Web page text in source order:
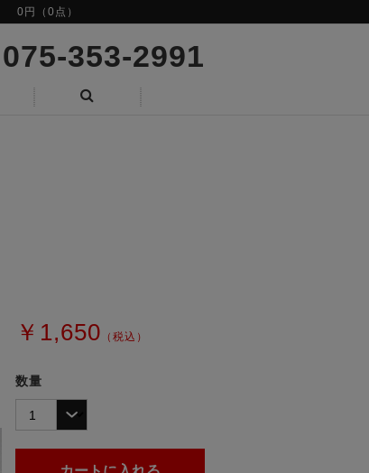
0円（0点）
075-353-2991
￥1,650 （税込）
数量